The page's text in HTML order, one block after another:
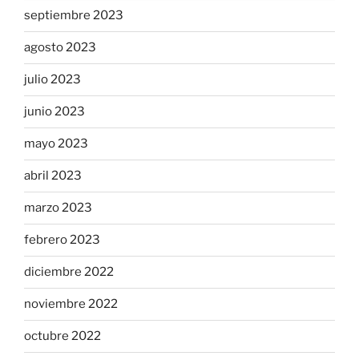
septiembre 2023
agosto 2023
julio 2023
junio 2023
mayo 2023
abril 2023
marzo 2023
febrero 2023
diciembre 2022
noviembre 2022
octubre 2022